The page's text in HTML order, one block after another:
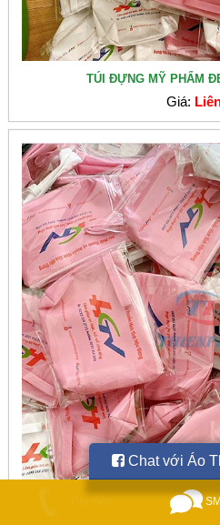
TÚI ĐỰNG MỸ PHẨM
Giá:
Chat với Áo